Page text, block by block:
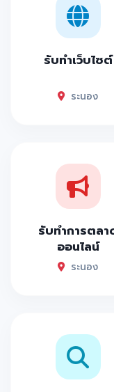
รับทำเว็บไซต์
ระนอง
รับทำการตลา
ออนไลน์
ระนอง